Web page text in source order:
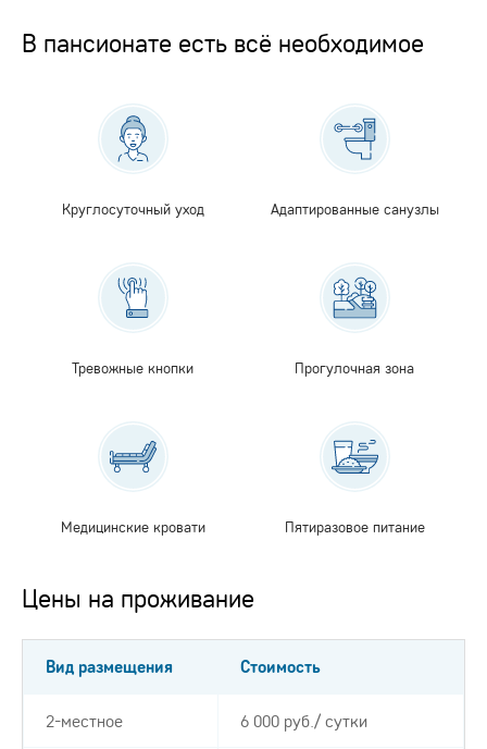
В пансионате есть всё необходимое
Круглосуточный уход Адаптированные санузлы
Тревожные кнопки Прогулочная зона
Медицинские кровати Пятиразовое питание
Цены на проживание
Вид размещения Стоимость
2-местное 6 000 руб./ сутки